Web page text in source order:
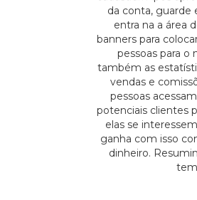
da conta, guarde
entra na a área
banners para
pessoas para o
também as
vendas e
pessoas
potenciais clientes
elas se
ganha com isso
dinheiro.